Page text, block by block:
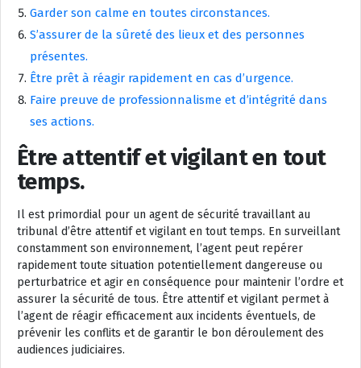
Garder son calme en toutes circonstances.
S’assurer de la sûreté des lieux et des personnes
présentes.
Être prêt à réagir rapidement en cas d’urgence.
Faire preuve de professionnalisme et d’intégrité dans
ses actions.
Être attentif et vigilant en tout
temps.
Il est primordial pour un agent de sécurité travaillant au
tribunal d’être attentif et vigilant en tout temps. En surveillant
constamment son environnement, l’agent peut repérer
rapidement toute situation potentiellement dangereuse ou
perturbatrice et agir en conséquence pour maintenir l’ordre et
assurer la sécurité de tous. Être attentif et vigilant permet à
l’agent de réagir efficacement aux incidents éventuels, de
prévenir les conflits et de garantir le bon déroulement des
audiences judiciaires.